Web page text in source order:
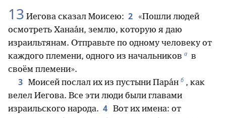
13 Иегова сказал Моисею: 2
«Пошли людей
осмотреть Ханаа́н, землю, которую я даю
израильтянам. Отправьте по одному человеку от
каждого племени, одного из начальников а в
своём племени».
3 Моисей послал их из пустыни Пара́н б , как
велел Иегова. Все эти люди были главами
израильского народа. 4 Вот их имена: от